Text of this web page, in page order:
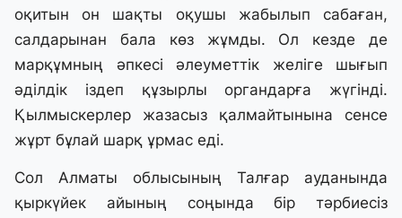
оқитын он шақты оқушы жабылып сабаған,
салдарынан бала көз жұмды. Ол кезде де
марқұмның әпкесі әлеуметтік желіге шығып
әділдік іздеп құзырлы органдарға жүгінді.
Қылмыскерлер жазасыз қалмайтынына сенсе
жұрт бұлай шарқ ұрмас еді.
Сол Алматы облысының Талғар ауданында
қыркүйек айының соңында бір тәрбиесіз